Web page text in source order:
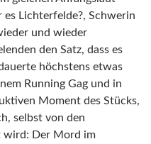
Lichterfelde?, Schwerin
und wieder
den Satz, dass es
höchstens etwas
Running Gag und in
Moment des Stücks,
selbst von den
wird: Der Mord im